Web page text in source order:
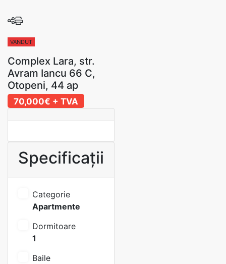
VANDUT
Complex Lara, str.
Avram Iancu 66 C,
Otopeni, 44 ap
70,000€ + TVA
Specificații
Categorie
Apartmente
Dormitoare
1
Baile